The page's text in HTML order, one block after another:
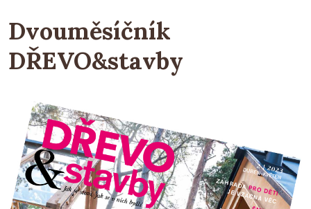
Dvouměsíčník
DŘEVO&stavby